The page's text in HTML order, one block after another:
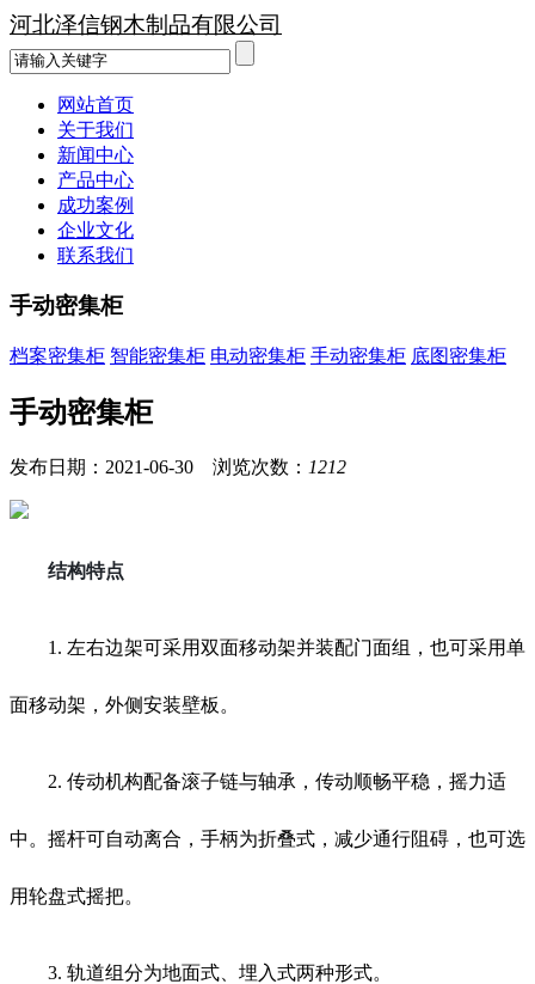
河北泽信钢木制品有限公司
网站首页
关于我们
新闻中心
产品中心
成功案例
企业文化
联系我们
手动密集柜
档案密集柜 智能密集柜 电动密集柜 手动密集柜 底图密集柜
手动密集柜
发布日期：2021-06-30 浏览次数： 1212
结构特点
1. 左右边架可采用双面移动架并装配门面组，也可采用单
面移动架，外侧安装壁板。
2. 传动机构配备滚子链与轴承，传动顺畅平稳，摇力适
中。摇杆可自动离合，手柄为折叠式，减少通行阻碍，也可选
用轮盘式摇把。
3. 轨道组分为地面式、埋入式两种形式。